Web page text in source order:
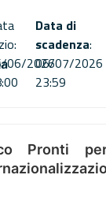
06/2026
Data di
scadenza:
06/07/2026
23:59
Pronti